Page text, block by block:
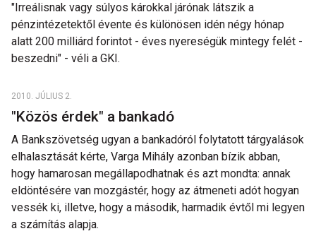
"Irreálisnak vagy súlyos károkkal járónak látszik a
pénzintézetektől évente és különösen idén négy hónap
alatt 200 milliárd forintot - éves nyereségük mintegy felét -
beszedni" - véli a GKI.
2010. JÚLIUS 2.
"Közös érdek" a bankadó
A Bankszövetség ugyan a bankadóról folytatott tárgyalások
elhalasztását kérte, Varga Mihály azonban bízik abban,
hogy hamarosan megállapodhatnak és azt mondta: annak
eldöntésére van mozgástér, hogy az átmeneti adót hogyan
vessék ki, illetve, hogy a második, harmadik évtől mi legyen
a számítás alapja.